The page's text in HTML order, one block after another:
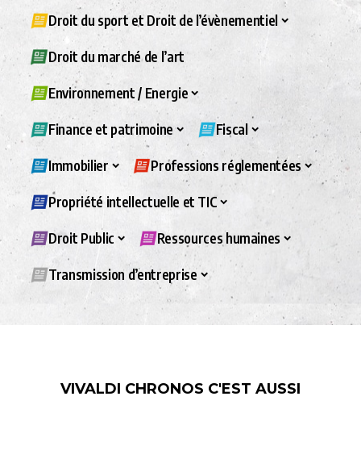
Droit du sport et Droit de l’évènementiel
Droit du marché de l’art
Environnement / Energie
Finance et patrimoine Fiscal
Immobilier Professions réglementées
Propriété intellectuelle et TIC
Droit Public Ressources humaines
Transmission d’entreprise
VIVALDI CHRONOS C'EST AUSSI